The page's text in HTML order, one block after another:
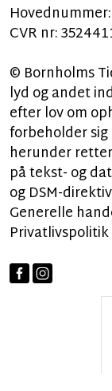
CVR nr:
© Bornholms
lyd og andet
efter lov om
forbeholder
herunder
på tekst- og
og DSM-
Generelle
Privatlivspolitik